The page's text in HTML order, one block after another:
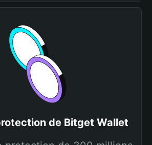
de Bitget Wallet